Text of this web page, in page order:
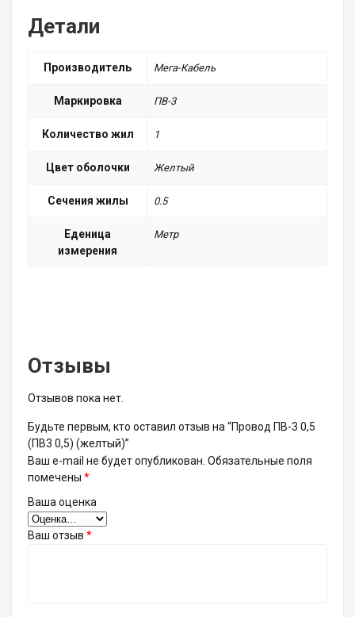
Детали
Производитель Мега-Кабель
Маркировка ПВ-3
Количество жил 1
Цвет оболочки Желтый
Сечения жилы 0.5
Еденица
измерения
Метр
Отзывы
Отзывов пока нет.
Будьте первым, кто оставил отзыв на “Провод ПВ-3 0,5
(ПВ3 0,5) (желтый)”
Ваш e-mail не будет опубликован. Обязательные поля
помечены *
Ваша оценка
Ваш отзыв *